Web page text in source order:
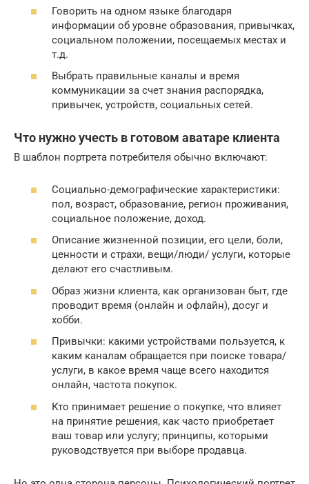
Говорить на одном языке благодаря
информации об уровне образования, привычках,
социальном положении, посещаемых местах и
т.д.
Выбрать правильные каналы и время
коммуникации за счет знания распорядка,
привычек, устройств, социальных сетей.
Что нужно учесть в готовом аватаре клиента
В шаблон портрета потребителя обычно включают:
Социально-демографические характеристики:
пол, возраст, образование, регион проживания,
социальное положение, доход.
Описание жизненной позиции, его цели, боли,
ценности и страхи, вещи/люди/ услуги, которые
делают его счастливым.
Образ жизни клиента, как организован быт, где
проводит время (онлайн и офлайн), досуг и
хобби.
Привычки: какими устройствами пользуется, к
каким каналам обращается при поиске товара/
услуги, в какое время чаще всего находится
онлайн, частота покупок.
Кто принимает решение о покупке, что влияет
на принятие решения, как часто приобретает
ваш товар или услугу; принципы, которыми
руководствуется при выборе продавца.